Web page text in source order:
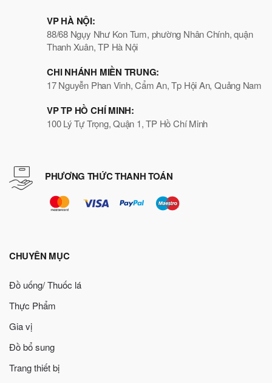
VP HÀ NỘI:
88/68 Ngụy Như Kon Tum, phường Nhân Chính, quận
Thanh Xuân, TP Hà Nội
CHI NHÁNH MIỀN TRUNG:
17 Nguyễn Phan Vinh, Cẩm An, Tp Hội An, Quảng Nam
VP TP HỒ CHÍ MINH:
100 Lý Tự Trọng, Quận 1, TP Hồ Chí Minh
PHƯƠNG THỨC THANH TOÁN
CHUYÊN MỤC
Đồ uống/ Thuốc lá
Thực Phẩm
Gia vị
Đồ bổ sung
Trang thiết bị